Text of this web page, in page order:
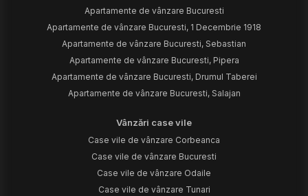
Apartamente de vânzare Bucuresti
Apartamente de vânzare Bucuresti, 1 Decembrie 1918
Apartamente de vânzare Bucuresti, Sebastian
Apartamente de vânzare Bucuresti, Pipera
Apartamente de vânzare Bucuresti, Drumul Taberei
Apartamente de vânzare Bucuresti, Salajan
Vânzări case vile
Case vile de vânzare Corbeanca
Case vile de vânzare Bucuresti
Case vile de vânzare Odaile
Case vile de vânzare Tunari